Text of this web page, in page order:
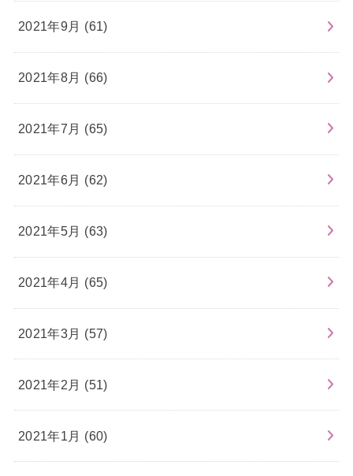
2021年9月 (61)
2021年8月 (66)
2021年7月 (65)
2021年6月 (62)
2021年5月 (63)
2021年4月 (65)
2021年3月 (57)
2021年2月 (51)
2021年1月 (60)